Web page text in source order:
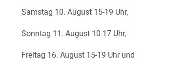
Samstag 10. August 15-19 Uhr,
Sonntag 11. August 10-17 Uhr,
Freitag 16. August 15-19 Uhr und